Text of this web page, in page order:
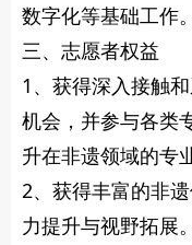
数字化等基础工作。
三、志愿者权益
1、获得深入接触
机会，并参与各类
升在非遗领域的专
2、获得丰富的非
力提升与视野拓展。